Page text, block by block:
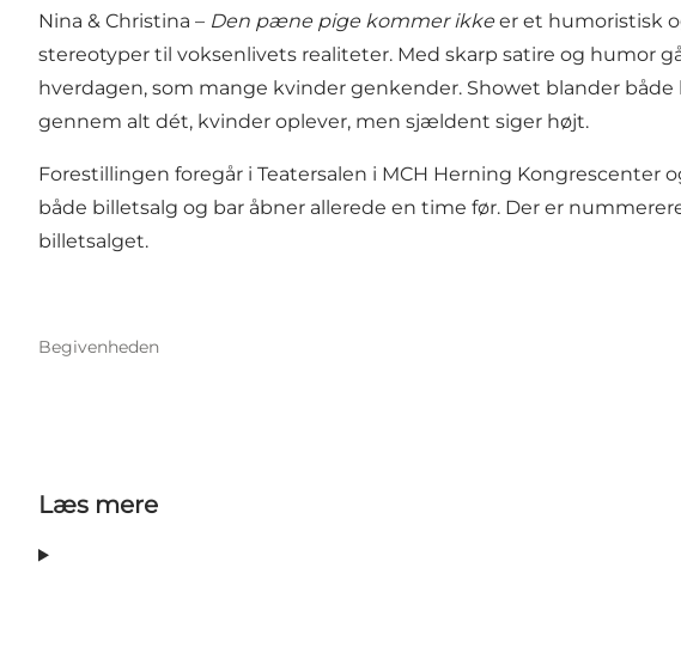
Nina & Christina – Den pæne pige kommer ikke er et humoristisk
stereotyper til voksenlivets realiteter. Med skarp satire og humor
hverdagen, som mange kvinder genkender. Showet blander
gennem alt dét, kvinder oplever, men sjældent siger højt.
Forestillingen foregår i Teatersalen i MCH Herning
både billetsalg og bar åbner allerede en time før. Der er
billetsalget.
Begivenheden
Læs mere